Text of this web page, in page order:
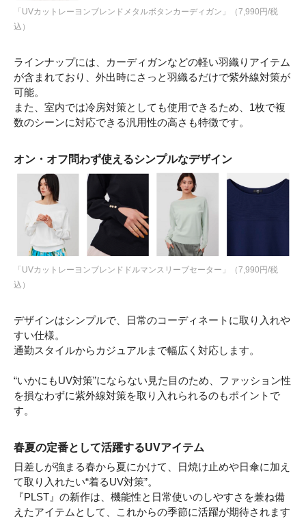
「UVカットレーヨンブレンドメタルボタンカーディガン」（7,990円/税
込）
ラインナップには、カーディガンなどの軽い羽織りアイテム
が含まれており、外出時にさっと羽織るだけで紫外線対策が
可能。
また、室内では冷房対策としても使用できるため、1枚で複
数のシーンに対応できる汎用性の高さも特徴です。
オン・オフ問わず使えるシンプルなデザイン
「UVカットレーヨンブレンドドルマンスリーブセーター」（7,990円/税
込）
デザインはシンプルで、日常のコーディネートに取り入れや
すい仕様。
通勤スタイルからカジュアルまで幅広く対応します。
“いかにもUV対策”にならない見た目のため、ファッション性
を損なわずに紫外線対策を取り入れられるのもポイントで
す。
春夏の定番として活躍するUVアイテム
日差しが強まる春から夏にかけて、日焼け止めや日傘に加え
て取り入れたい“着るUV対策”。
『PLST』の新作は、機能性と日常使いのしやすさを兼ね備
えたアイテムとして、これからの季節に活躍が期待されます